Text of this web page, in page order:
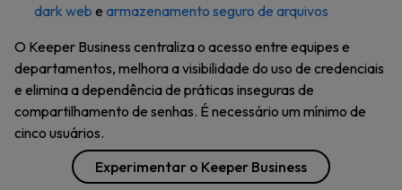
dark web e armazenamento seguro de arquivos
O Keeper Business centraliza o acesso entre equipes e
departamentos, melhora a visibilidade do uso de credenciais
e elimina a dependência de práticas inseguras de
compartilhamento de senhas. É necessário um mínimo de
cinco usuários.
Experimentar o Keeper Business